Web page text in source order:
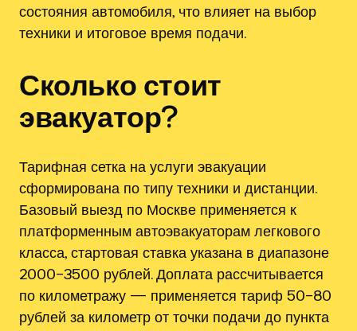
состояния автомобиля, что влияет на выбор
техники и итоговое время подачи.
Сколько стоит
эвакуатор?
Тарифная сетка на услуги эвакуации
сформирована по типу техники и дистанции.
Базовый выезд по Москве применяется к
платформенным автоэвакуаторам легкового
класса, стартовая ставка указана в диапазоне
2000–3500 рублей. Доплата рассчитывается
по километражу — применяется тариф 50–80
рублей за километр от точки подачи до пункта